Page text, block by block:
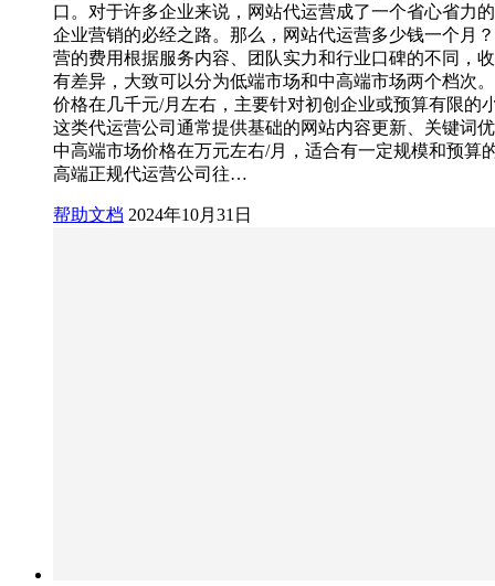
口。对于许多企业来说，网站代运营成了一个省心省力
企业营销的必经之路。那么，网站代运营多少钱一个月
营的费用根据服务内容、团队实力和行业口碑的不同，
有差异，大致可以分为低端市场和中高端市场两个档次
价格在几千元/月左右，主要针对初创企业或预算有限的
这类代运营公司通常提供基础的网站内容更新、关键词
中高端市场价格在万元左右/月，适合有一定规模和预算
高端正规代运营公司往…
帮助文档 2024年10月31日